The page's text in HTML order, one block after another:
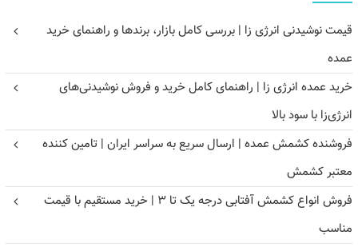
قیمت نوشیدنی انرژی زا | بررسی کامل بازار، برندها و راهنمای خرید
عمده
خرید عمده انرژی زا | راهنمای کامل خرید و فروش نوشیدنی‌های
انرژی‌زا با سود بالا
فروشنده کشمش عمده | ارسال سریع به سراسر ایران | تامین کننده
معتبر کشمش
فروش انواع کشمش آفتابی درجه یک تا ۳ | خرید مستقیم با قیمت
مناسب